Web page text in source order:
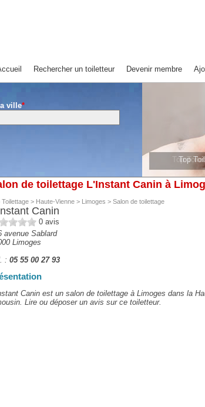
Rechercher un toiletteur Devenir membre
ville*
Top
de toilettage L'Instant Canin à
Toilettage> Haute-Vienne> Limoges > Salon de toilettage
Canin
0avis
avenue Sablard
Limoges
: 05 55 00 27 93
Canin est un salon de toilettage à Limoges dans la
Lire ou déposer un avis sur ce toiletteur.